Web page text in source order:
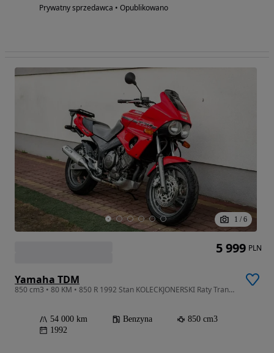
Prywatny sprzedawca • Opublikowano
1 / 6
Yamaha TDM
850 cm3 • 80 KM • 850 R 1992 Stan KOLECKJONERSKI Raty Transport Największy Wybór W PL
54 000 km Benzyna
850 cm3
1992
5 999 PLN